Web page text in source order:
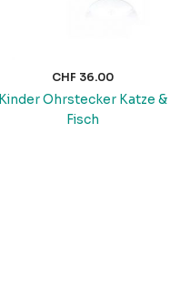
CHF 36.00
Kinder Ohrstecker Katze &
Fisch